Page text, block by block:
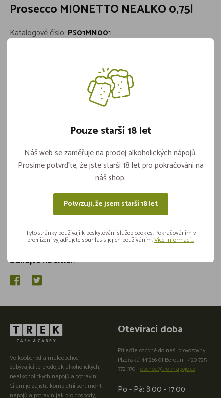
Prosecco MIONETTO NEALKO 0,75l
Katalogové číslo: PS01MN001
ks Vložit do košíku
Sdílejte na sítích
Velkoobchod a maloobchod
zabývající se prodejek alkoholických,
nealkoholických nápojů a potravin.
Cílem je zajistit kompletní sortiment
nápojů a potravin jak pro hospody,
Otevírací doba
Přijeďte osobně do naší provozovny:
Plzeňská 441266 01 Beroun +420 725
372 370 -obchod@treknapoje.cz
Po - Pá: 8:00 - 17:00
Pouze starší 18 let
Náš web se zaměřuje na prodej alkoholických nápojů.
Prosíme potvrďte, že jste starší 18 let pro pokračování na
náš shop.
Potvrzuji, že jsem starší 18 let
Tyto stránky používají k poskytování služeb cookies. Pokračováním v
prohlížení vyjadřujete souhlas s jejich používáním.Více informací...